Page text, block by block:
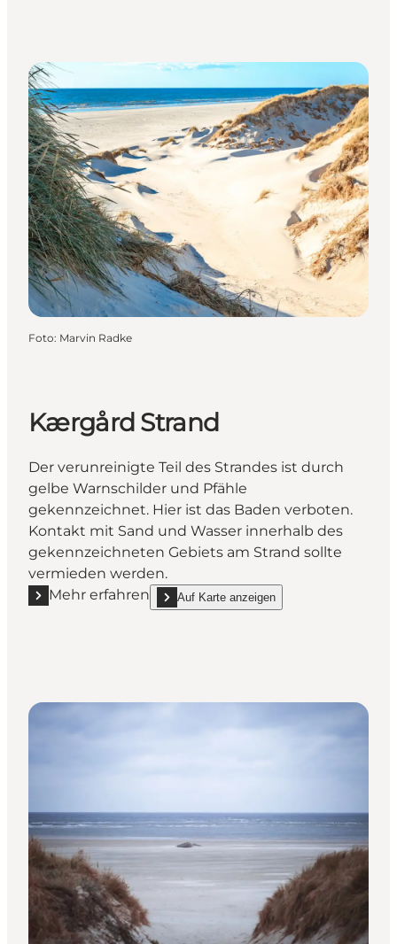
Foto: Marvin Radke
Kærgård Strand
Der verunreinigte Teil des Strandes ist durch
gelbe Warnschilder und Pfähle
gekennzeichnet. Hier ist das Baden verboten.
Kontakt mit Sand und Wasser innerhalb des
gekennzeichneten Gebiets am Strand sollte
vermieden werden.
Mehr erfahren
Mehr erfahren "Kærgård Strand"
Auf Karte anzeigen
show Kærgård Strand on_map